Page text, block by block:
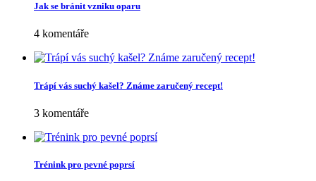
Jak se bránit vzniku oparu
4 komentáře
Trápí vás suchý kašel? Známe zaručený recept!
3 komentáře
Trénink pro pevné poprsí